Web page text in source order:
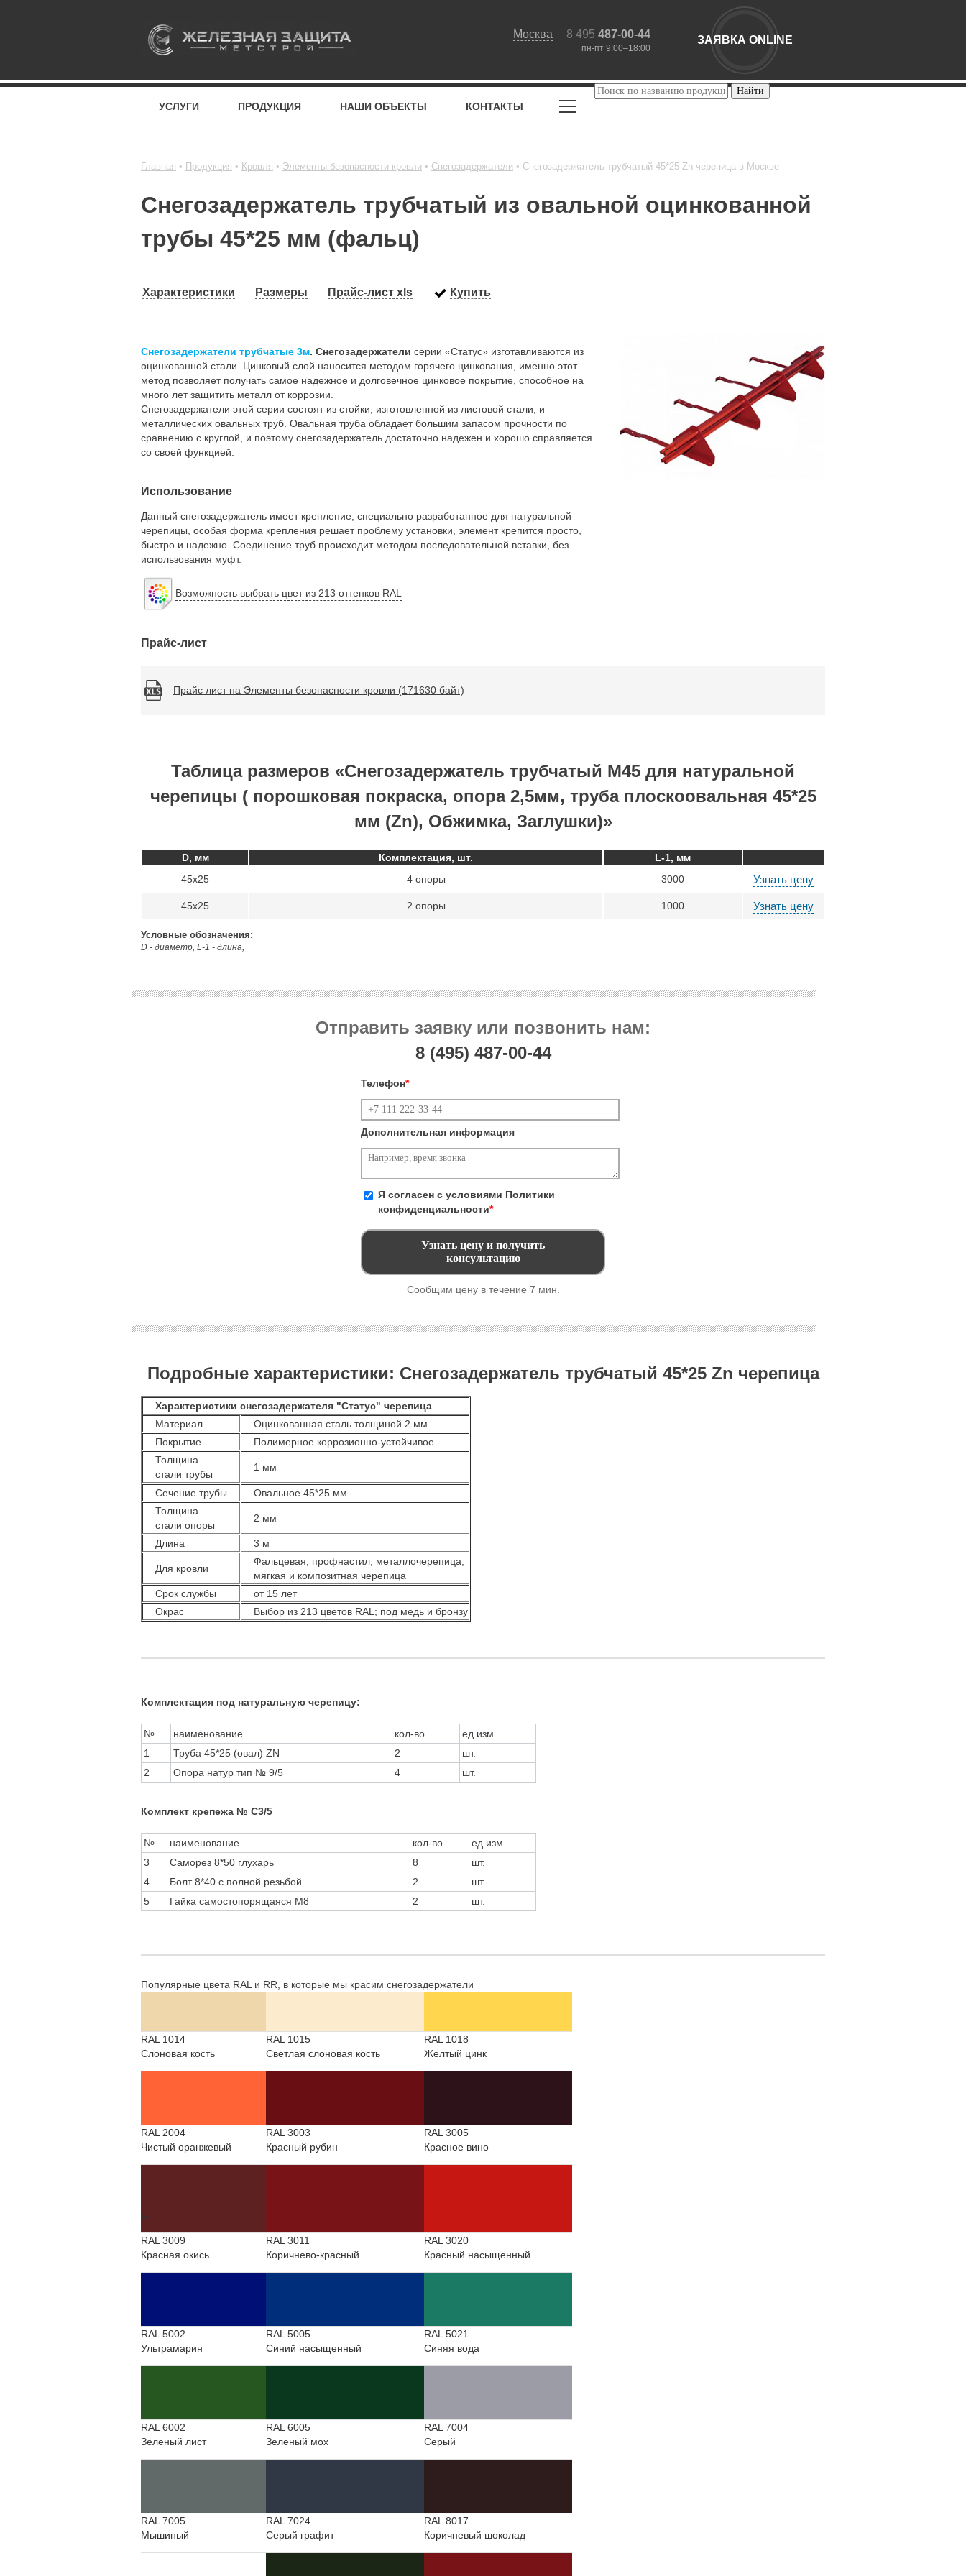
Москва 8 495 487-00-44
пн-пт 9:00–18:00
ЗАЯВКА ONLINE
УСЛУГИ ПРОДУКЦИЯ НАШИ ОБЪЕКТЫ КОНТАКТЫ
Главная Продукция Кровля Элементы безопасности кровли Снегозадержатели Снегозадержатель трубчатый 45*25 Zn черепица в Москве
Снегозадержатель трубчатый из овальной оцинкованной
трубы 45*25 мм (фальц)
Характеристики Размеры Прайс-лист xls Купить
Снегозадержатели трубчатые 3м. Снегозадержатели серии «Статус» изготавливаются из
оцинкованной стали. Цинковый слой наносится методом горячего цинкования, именно этот
метод позволяет получать самое надежное и долговечное цинковое покрытие, способное на
много лет защитить металл от коррозии.
Снегозадержатели этой серии состоят из стойки, изготовленной из листовой стали, и
металлических овальных труб. Овальная труба обладает большим запасом прочности по
сравнению с круглой, и поэтому снегозадержатель достаточно надежен и хорошо справляется
со своей функцией.
Использование
Данный снегозадержатель имеет крепление, специально разработанное для натуральной
черепицы, особая форма крепления решает проблему установки, элемент крепится просто,
быстро и надежно Соединение труб происходит методом последовательной вставки, без
использования муфт.
Возможность выбрать цвет из 213 оттенков RAL
Прайс-лист
Прайс лист на Элементы безопасности кровли (171630 байт)
Таблица размеров «Снегозадержатель трубчатый М45 для натуральной
черепицы ( порошковая покраска, опора 2,5мм, труба плоскоовальная 45*25
мм (Zn), Обжимка, Заглушки)»
D, мм Комплектация, шт.
L-1, мм
45х25
4 опоры 3000 Узнать цену
45х25 2 опоры 1000 Узнать цену
Условные обозначения:
D - диаметр, L-1 - длина,
Отправить заявку или позвонить нам:
8 (495) 487-00-44
Телефон*
Дополнительная информация
Я согласен с условиями Политики
конфиденциальности*
Сообщим цену в течение 7 мин.
Подробные характеристики: Снегозадержатель трубчатый 45*25 Zn черепица
Характеристики снегозадержателя "Статус" черепица
Материал
Оцинкованная сталь толщиной 2 мм
Покрытие
Полимерное коррозионно-устойчивое
Толщина
стали трубы
1 мм
Сечение трубы
Овальное 45*25 мм
Толщина
стали опоры
2 мм
Длина 3 м
Для кровли
Фальцевая, профнастил, металлочерепица,
мягкая и композитная черепица
Срок службы
от 15 лет
Окрас
Выбор из 213 цветов RAL; под медь и бронзу
Комплектация под натуральную черепицу:
№ наименование кол-во
ед.изм.
1
Труба 45*25 (овал) ZN 2
шт.
2
Опора натур тип № 9/5 4 шт.
Комплект крепежа № С3/5
№ наименование кол-во
ед.изм.
3
Саморез 8*50 глухарь 8
шт.
4
Болт 8*40 с полной резьбой 2
шт.
5
Гайка самостопорящаяся М8 2 шт.
Популярные цвета RAL и RR, в которые мы красим снегозадержатели
RAL 1014
Слоновая кость
RAL 1015
Светлая слоновая кость
RAL 1018
Желтый цинк
RAL 2004
Чистый оранжевый
RAL 3003
Красный рубин
RAL 3005
Красное вино
ъ
RAL 3009
Красная окись
RAL 3011
Коричнево-красный
RAL 3020
Красный насыщенный
RAL 5002
Ультрамарин
RAL 5005
Синий насыщенный
RAL 5021
Синяя вода
RAL 6002
Зеленый лист
RAL 6005
Зеленый мох
RAL 7004
Серый
RAL 7005
Мышиный
RAL 7024
Серый графит
RAL 8017
Коричневый шоколад